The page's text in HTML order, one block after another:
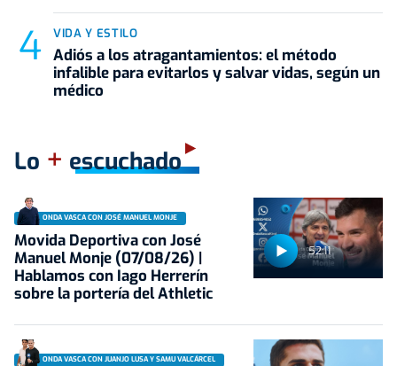
VIDA Y ESTILO
Adiós a los atragantamientos: el método
infalible para evitarlos y salvar vidas, según un
médico
Lo + escuchado
52:11
ONDA VASCA CON JOSÉ MANUEL MONJE
Movida Deportiva con José
Manuel Monje (07/08/26) |
Hablamos con Iago Herrerín
sobre la portería del Athletic
ONDA VASCA CON JUANJO LUSA Y SAMU VALCÁRCEL